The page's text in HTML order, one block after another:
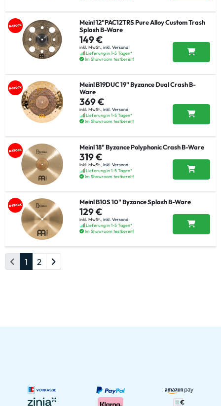
Meinl 12"PAC12TRS Pure Alloy Custom Trash
Splash B-Ware
149 €
inkl. MwSt., inkl. Versand
Lieferung in 1-5 Tagen*
Im Showroom testbereit!
Meinl B19DUC 19" Byzance Dual Crash B-
Ware
369 €
inkl. MwSt.,inkl. Versand
Lieferung in 1-5 Tagen*
Im Showroom testbereit!
Meinl 18" Byzance Polyphonic Crash B-Ware
319 €
inkl. MwSt., inkl. Versand
Lieferung in 1-5 Tagen*
Im Showroom testbereit!
Meinl B10S 10" Byzance Splash B-Ware
129 €
inkl. MwSt., inkl. Versand
Lieferung in 1-5 Tagen*
Im Showroom testbereit!
1 2